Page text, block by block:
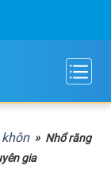
» Nhổ răng
gia